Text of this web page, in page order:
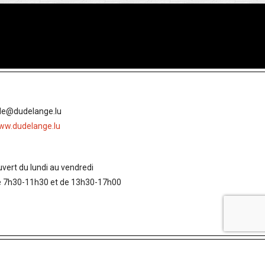
du lundi au vendredi
7h30-11h30 et de 13h30-17h00